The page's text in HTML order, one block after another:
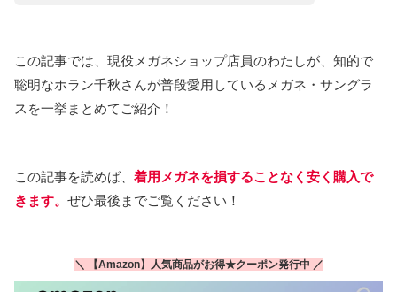
この記事では、現役メガネショップ店員のわたしが、知的で
聡明なホラン千秋さんが普段愛用しているメガネ・サングラ
スを一挙まとめてご紹介！
この記事を読めば、 着用メガネを損することなく安く購入で
きます。 ぜひ最後までご覧ください！
＼ 【Amazon】人気商品がお得★クーポン発行中 ／